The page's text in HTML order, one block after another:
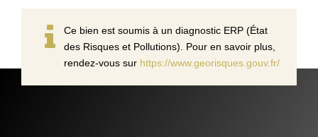
Ce bien est soumis à un diagnostic ERP (État
des Risques et Pollutions). Pour en savoir plus,
rendez-vous sur https://www.georisques.gouv.fr/